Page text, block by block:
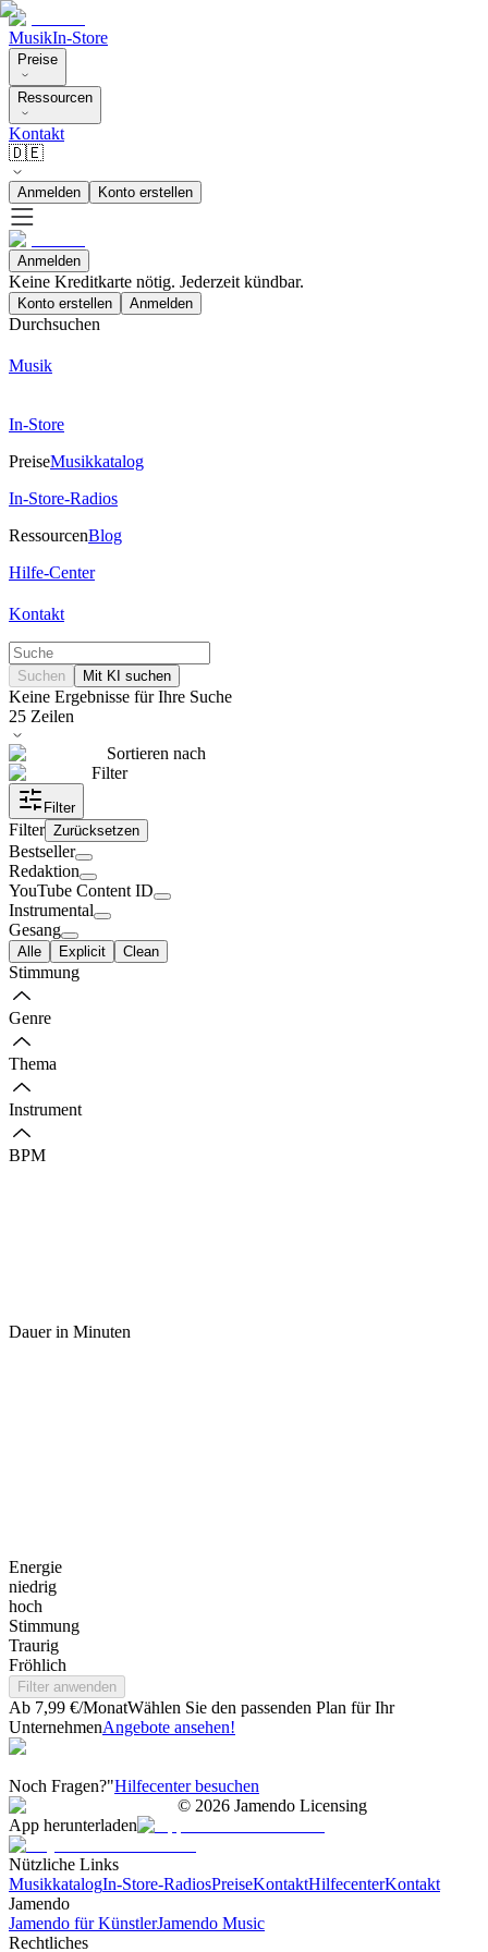
MusikIn-Store
Preise
Ressourcen
Kontakt
🇩🇪
Anmelden Konto erstellen
Anmelden
Keine Kreditkarte nötig. Jederzeit kündbar.
Konto erstellen Anmelden
Durchsuchen
Musik
In-Store
PreiseMusikkatalog
In-Store-Radios
RessourcenBlog
Hilfe-Center
Kontakt
Suchen Mit KI suchen
Keine Ergebnisse für Ihre Suche
25 Zeilen
Sortieren nach
Filter
Filter
Filter Zurücksetzen
Bestseller
Redaktion
YouTube Content ID
Instrumental
Gesang
Alle Explicit Clean
Stimmung
Genre
Thema
Instrument
BPM
Dauer in Minuten
Energie
niedrig
hoch
Stimmung
Traurig
Fröhlich
Filter anwenden
Ab 7,99 €/MonatWählen Sie den passenden Plan für Ihr
UnternehmenAngebote ansehen!
Noch Fragen?"Hilfecenter besuchen
© 2026 Jamendo Licensing
App herunterladen
Nützliche Links
MusikkatalogIn-Store-RadiosPreiseKontaktHilfecenterKontakt
Jamendo
Jamendo für KünstlerJamendo Music
Rechtliches